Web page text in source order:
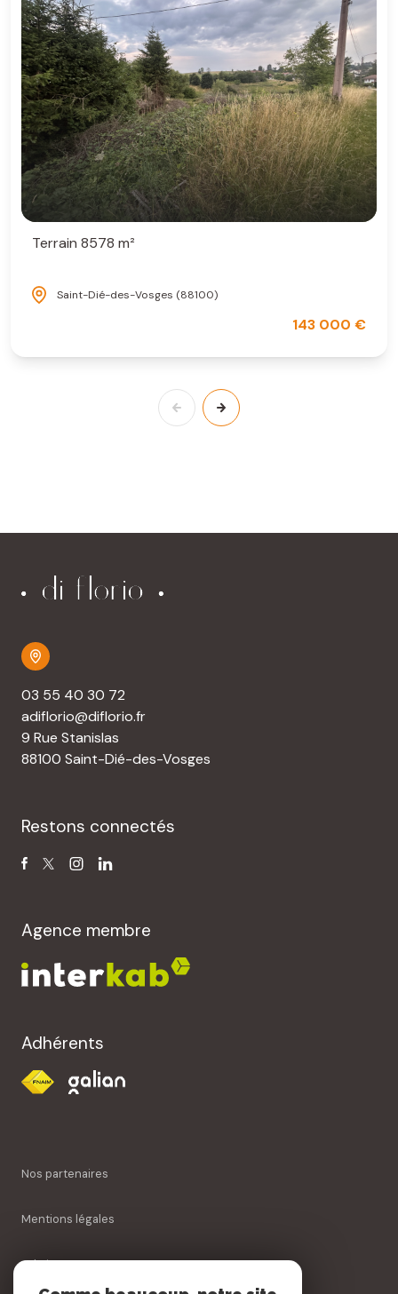
Terrain 8578 m²
Saint-Dié-des-Vosges (88100)
143 000 €
03 55 40 30 72
adiflorio@diflorio.fr
9 Rue Stanislas
88100 Saint-Dié-des-Vosges
Restons connectés
Agence membre
Adhérents
Nos partenaires
Mentions légales
Admin